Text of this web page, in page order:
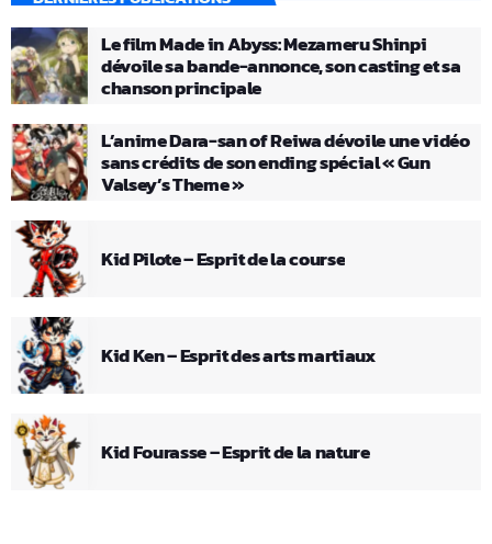
Le film Made in Abyss: Mezameru Shinpi
dévoile sa bande-annonce, son casting et sa
chanson principale
L’anime Dara-san of Reiwa dévoile une vidéo
sans crédits de son ending spécial « Gun
Valsey’s Theme »
Kid Pilote – Esprit de la course
Kid Ken – Esprit des arts martiaux
Kid Fourasse – Esprit de la nature